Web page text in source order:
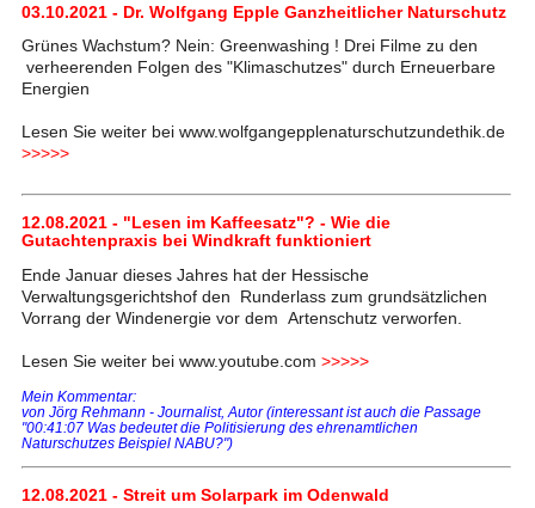
03.10.2021 - Dr. Wolfgang Epple Ganzheitlicher Naturschutz
Grünes Wachstum? Nein: Greenwashing ! Drei Filme zu den
verheerenden Folgen des "Klimaschutzes" durch Erneuerbare
Energien
Lesen Sie weiter bei www.wolfgangepplenaturschutzundethik.de
>>>>>
12.08.2021 - "Lesen im Kaffeesatz"? - Wie die
Gutachtenpraxis bei Windkraft funktioniert
Ende Januar dieses Jahres hat der Hessische
Verwaltungsgerichtshof den Runderlass zum grundsätzlichen
Vorrang der Windenergie vor dem Artenschutz verworfen.
Lesen Sie weiter bei www.youtube.com >>>>>
Mein Kommentar:
von Jörg Rehmann - Journalist, Autor (interessant ist auch die Passage
"00:41:07 Was bedeutet die Politisierung des ehrenamtlichen
Naturschutzes Beispiel NABU?")
12.08.2021 - Streit um Solarpark im Odenwald